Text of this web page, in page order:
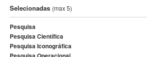
3DS Max
3GSM
4D Dimension
802.11
A&P
Selecionadas (max 5)
Pesquisa
Pesquisa Científica
Pesquisa Iconográfica